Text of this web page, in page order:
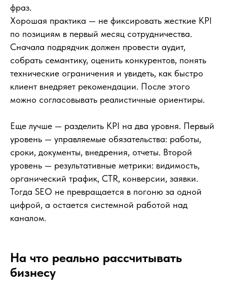
фраз.
Хорошая практика — не фиксировать жесткие KPI
по позициям в первый месяц сотрудничества.
Сначала подрядчик должен провести аудит,
собрать семантику, оценить конкурентов, понять
технические ограничения и увидеть, как быстро
клиент внедряет рекомендации. После этого
можно согласовывать реалистичные ориентиры.
Еще лучше — разделить KPI на два уровня. Первый
уровень — управляемые обязательства: работы,
сроки, документы, внедрения, отчеты. Второй
уровень — результативные метрики: видимость,
органический трафик, CTR, конверсии, заявки.
Тогда SEO не превращается в погоню за одной
цифрой, а остается системной работой над
каналом.
На что реально рассчитывать
бизнесу